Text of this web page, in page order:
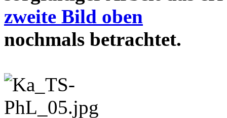
zweite Bild oben
nochmals